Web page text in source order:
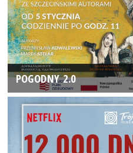
POGODNY 2.0